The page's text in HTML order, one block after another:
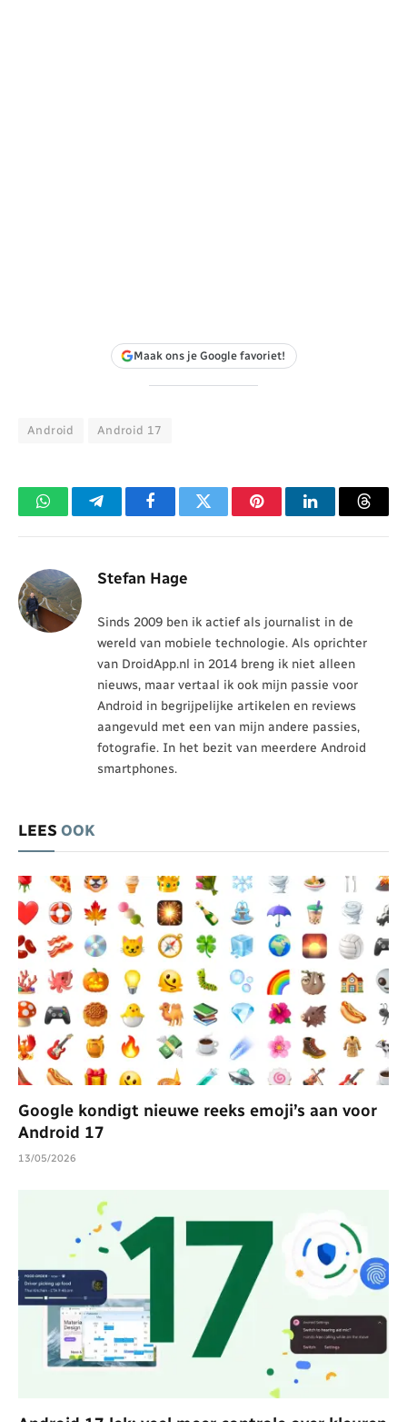
Maak ons je Google favoriet!
Android Android 17
WhatsAppTelegramFacebookTwitter PinterestLinkedIn
Stefan Hage
Sinds 2009 ben ik actief als journalist in de
wereld van mobiele technologie. Als oprichter
van DroidApp.nl in 2014 breng ik niet alleen
nieuws, maar vertaal ik ook mijn passie voor
Android in begrijpelijke artikelen en reviews
aangevuld met een van mijn andere passies,
fotografie. In het bezit van meerdere Android
smartphones.
LEES OOK
Google kondigt nieuwe reeks emoji’s aan voor
Android 17
13/05/2026